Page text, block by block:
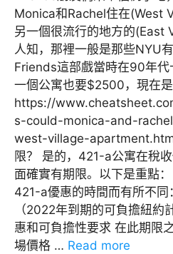
Monica和Rachel住在(West
另一個很流行的地方的(East
人知，那裡一般是那些NYU
Friends這部戲當時在90年代
一個公寓也要$2500，現在
https://
s-could-monica-and-
west-village-
限？ 是的，421-a公寓在稅
面確實有期限。以下是重點
421-a優惠的時間而有所不同
（2022年到期的可負擔紐
惠和可負擔性要求 在此期限
場價格 … Read more